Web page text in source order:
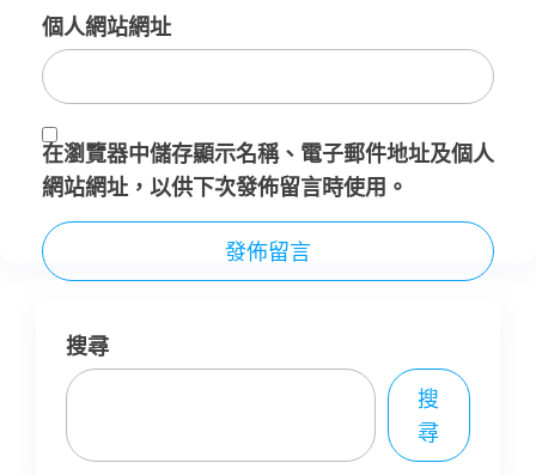
個人網站網址
在瀏覽器中儲存顯示名稱、電子郵件地址及個人
網站網址，以供下次發佈留言時使用。
搜尋
搜
尋